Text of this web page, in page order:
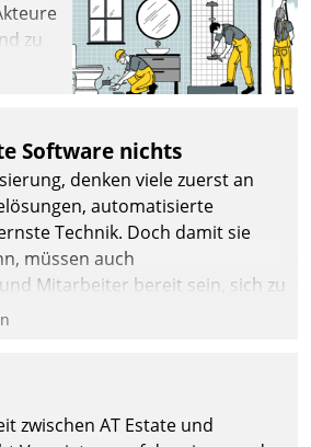
zu
Software nichts
denken viele zuerst an
automatisierte
Technik. Doch damit sie
müssen auch
Mitarbeiter bereit sein, sich zu
sonst werden sie an ihr
zwischen AT Estate und